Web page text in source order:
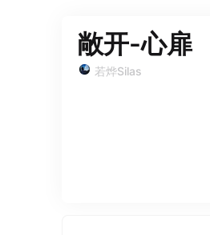
敞开-心扉
若烨Silas